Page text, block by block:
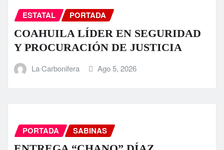
ESTATAL PORTADA
COAHUILA LÍDER EN SEGURIDAD
Y PROCURACIÓN DE JUSTICIA
La Carbonifera Ago 5, 2026
PORTADA SABINAS